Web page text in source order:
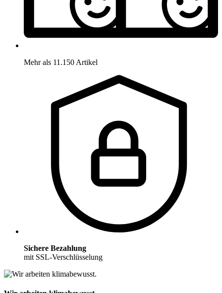
Mehr als 11.150 Artikel
Sichere Bezahlung
mit SSL-Verschlüsselung